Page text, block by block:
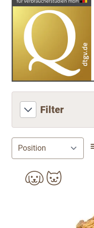
Filter